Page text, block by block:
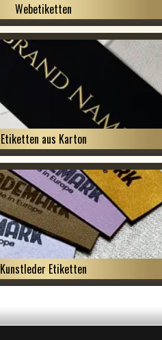
Webetiketten
Etiketten aus Karton
Kunstleder Etiketten